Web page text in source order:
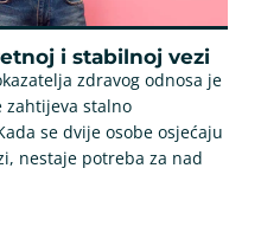
i stabilnoj vezi
zdravog odnosa je
zahtijeva stalno
se dvije osobe osjećaju
nestaje potreba za nad